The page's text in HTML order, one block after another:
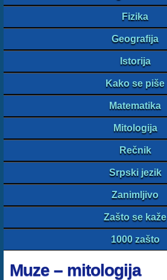
Fizika
Geografija
Istorija
Kako se piše
Matematika
Mitologija
Rečnik
Srpski jezik
Zanimljivo
Zašto se kaže
1000 zašto
Muze – mitologija